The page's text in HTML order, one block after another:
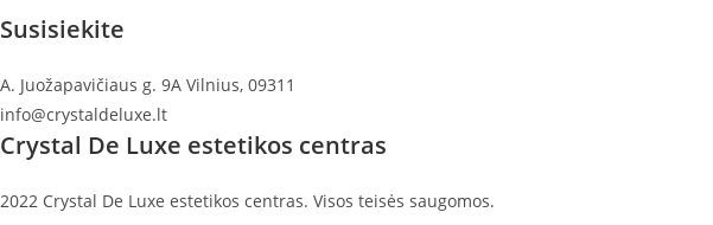
Susisiekite
A. Juožapavičiaus g. 9A Vilnius, 09311
info@crystaldeluxe.lt
Crystal De Luxe estetikos centras
2022 Crystal De Luxe estetikos centras. Visos teisės saugomos.